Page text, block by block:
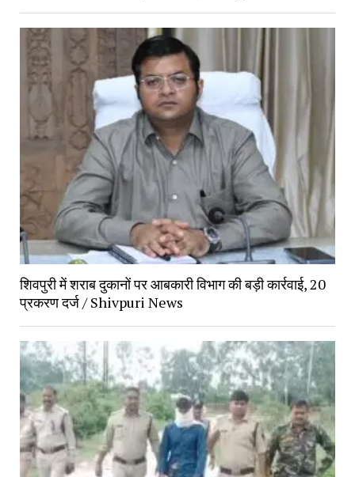
शिवपुरी में शराब दुकानों पर आबकारी विभाग की बड़ी कार्रवाई, 20
प्रकरण दर्ज / Shivpuri News